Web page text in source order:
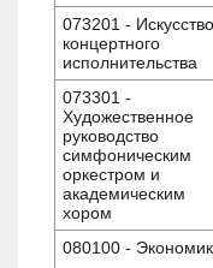
073201 - Искусство
концертного
исполнительства
073301 -
Художественное
руководство
симфоническим
оркестром и
академическим
хором
080100 -